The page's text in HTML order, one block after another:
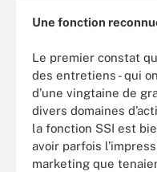
Une fonction
Le premier constat
des entretiens - qui
d’une vingtaine de
divers domaines
la fonction SSI est
avoir parfois
marketing que